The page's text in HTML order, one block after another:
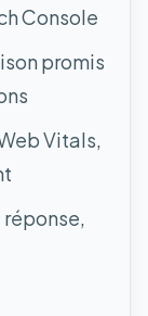
Console
promis
Vitals,